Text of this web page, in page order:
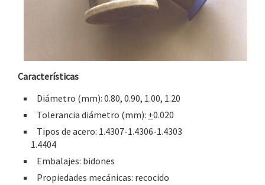
Características
Diámetro (mm): 0.80, 0.90, 1.00, 1.20
Tolerancia diámetro (mm): +0.020
Tipos de acero: 1.4307-1.4306-1.4303
1.4404
Embalajes: bidones
Propiedades mecánicas: recocido